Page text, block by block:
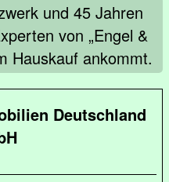
und 45 Jahren
von „Engel &
Hauskauf ankommt.
Deutschland